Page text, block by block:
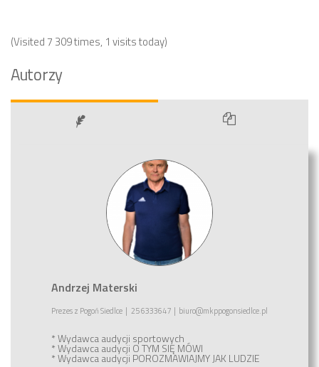
(Visited 7 309 times, 1 visits today)
Autorzy
Andrzej Materski
Prezesz Pogoń Siedlce | 25 6333647 | biuro@mkppogonsiedlce.pl
* Wydawca audycji sportowych
* Wydawca audycji O TYM SIĘ MÓWI
* Wydawca audycji POROZMAWIAJMY JAK LUDZIE